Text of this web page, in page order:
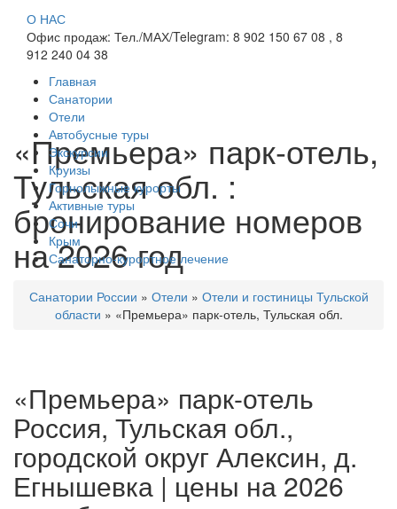
О НАС
Офис продаж: Тел./МАХ/Telegram: 8 902 150 67 08 , 8
912 240 04 38
Главная
Санатории
Отели
Автобусные туры
Экскурсии
Круизы
Горнолыжные курорты
Активные туры
Сочи
Крым
Санаторно-курортное лечение
«Премьера» парк-отель,
Тульская обл. :
бронирование номеров
на 2026 год
Санатории России » Отели » Отели и гостиницы Тульской
области » «Премьера» парк-отель, Тульская обл.
«Премьера» парк-отель
Россия, Тульская обл.,
городской округ Алексин, д.
Егнышевка | цены на 2026